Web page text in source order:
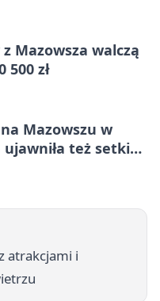
Mazowsza walczą
500 zł
Mazowszu w
ujawniła też setki
atrakcjami i